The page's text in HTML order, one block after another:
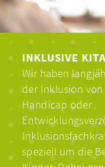
INKLUSIVE
Wir haben
der Inklusion
Handicap oder
speziell um die